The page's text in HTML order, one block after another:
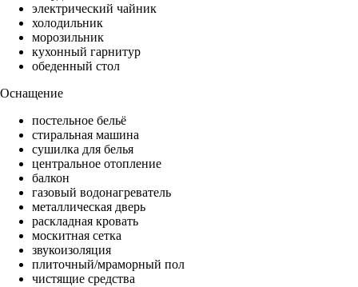
электрический чайник
холодильник
морозильник
кухонный гарнитур
обеденный стол
Оснащение
постельное бельё
стиральная машина
сушилка для белья
центральное отопление
балкон
газовый водонагреватель
металлическая дверь
раскладная кровать
москитная сетка
звукоизоляция
плиточный/мраморный пол
чистящие средства